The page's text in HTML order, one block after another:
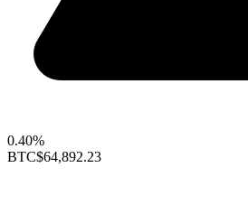
0.40%
BTC$64,892.23